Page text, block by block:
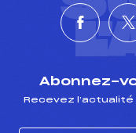
Abonnez-
Recevez l’actualité